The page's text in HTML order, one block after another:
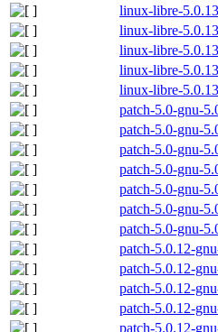
linux-libre-
linux-libre-
linux-libre-
linux-libre-
linux-libre-
patch-5.0-gnu-
patch-5.0-gnu-
patch-5.0-gnu-
patch-5.0-gnu-
patch-5.0-gnu-
patch-5.0-gnu-
patch-5.0-gnu-
patch-5.0.12-
patch-5.0.12-
patch-5.0.12-
patch-5.0.12-
patch-5.0.12-